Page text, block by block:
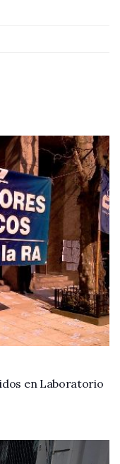
en Laboratorio